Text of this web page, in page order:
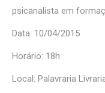
psicanalista em
Data: 10/04/2015
Horário: 18h
Local: Palavraria